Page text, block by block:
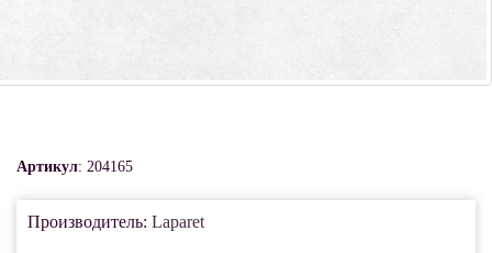
Артикул: 204165
Производитель: Laparet